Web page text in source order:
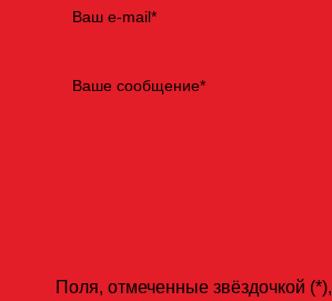
Поля, отмеченные звёздочкой (*),